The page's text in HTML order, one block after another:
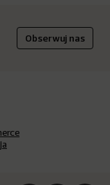
Obserwuj nas